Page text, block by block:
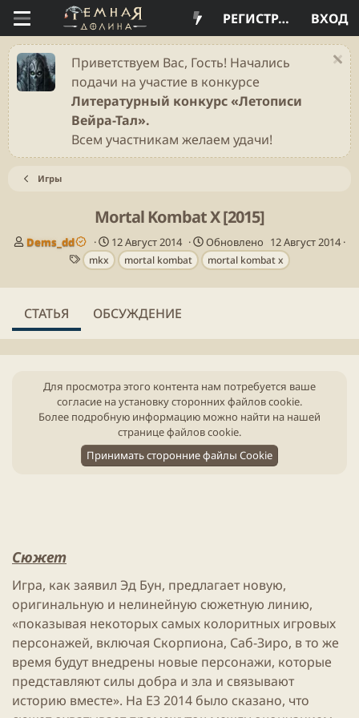
ВХОД
РЕГИСТРАЦИЯ
Приветствуем Вас, Гость! Начались
подачи на участие в конкурсе
Литературный конкурс «Летописи
Вейра-Тал».
Всем участникам желаем удачи!
Игры
Mortal Kombat X [2015]
А
о
Dems_dd
Д
а
т
а
у
а
ц
и
12 Август 2014 Обновлено 12 Август 2014
Т
е
г
mkx mortal kombat mortal kombat x
СТАТЬЯ ОБСУЖДЕНИЕ
Для просмотра этого контента нам потребуется ваше
согласие на установку сторонних файлов cookie.
Более подробную информацию можно найти на нашей
странице файлов cookie.
Принимать сторонние файлы Cookie
Сюжет
Игра, как заявил Эд Бун, предлагает новую,
оригинальную и нелинейную сюжетную линию,
«показывая некоторых самых колоритных игровых
персонажей, включая Скорпиона, Саб-Зиро, в то же
время будут внедрены новые персонажи, которые
представляют силы добра и зла и связывают
историю вместе». На E3 2014 было сказано, что